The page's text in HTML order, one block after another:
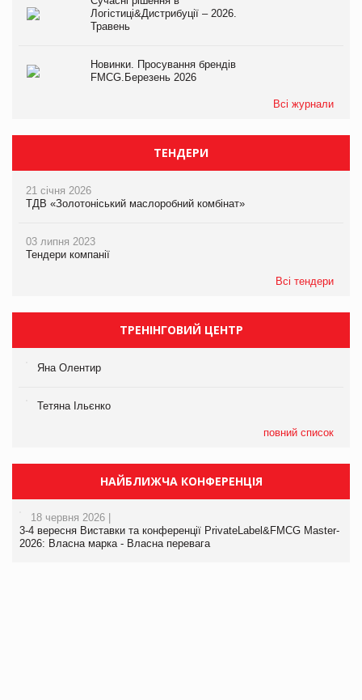
Логістиці&Дистрибуції – 2026.
Травень
Новинки. Просування брендів
FMCG.Березень 2026
Всі журнали
ТЕНДЕРИ
21 січня 2026
ТДВ «Золотоніський маслоробний комбінат»
03 липня 2023
Тендери компанії
Всі тендери
ТРЕНІНГОВИЙ ЦЕНТР
Яна Олентир
Тетяна Ільєнко
повний список
НАЙБЛИЖЧА КОНФЕРЕНЦІЯ
18 червня 2026 |
3-4 вересня Виставки та конференції PrivateLabel&FMCG Master-
2026: Власна марка - Власна перевага